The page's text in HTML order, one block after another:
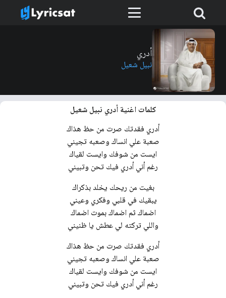
أدري
نبيل شعيل
كلمات اغنية أدري نبيل شعيل
أدري فقدتك صرت من حظ هذاك
صعبة علي انساك وصعبه تجيني
ايست من شوفك وايست لقياك
رغم أني أدري فيك تحن وتبيني
بغيت من ريحك يخلد بذكراك
يبقيك في قلبي وفكري وعيني
اضماك ثم اضماك بموت اضماك
واللي تركته لي عطش يا ظنيني
أدري فقدتك صرت من حظ هذاك
صعبة علي انساك وصعبه تجيني
ايست من شوفك وايست لقياك
رغم أني أدري فيك تحن وتبيني